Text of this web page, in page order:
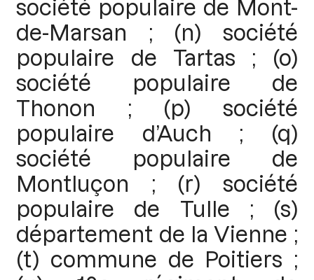
société populaire de Mont-
de-Marsan ; (n) société
populaire de Tartas ; (o)
société populaire de
Thonon ; (p) société
populaire d’Auch ; (q)
société populaire de
Montluçon ; (r) société
populaire de Tulle ; (s)
département de la Vienne ;
(t) commune de Poitiers ;